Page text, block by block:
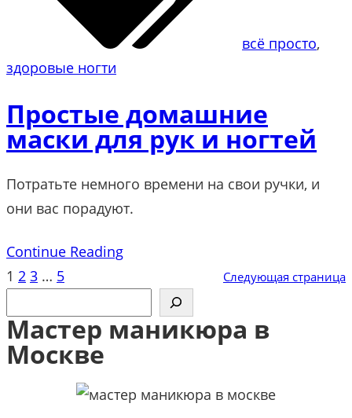
всё просто
здоровые ногти
Простые домашние
маски для рук и ногтей
Потратьте немного времени на свои ручки, и
они вас порадуют.
Continue Reading
1 2 3 … 5 Следующая страница
e
a
Мастер маникюра в
Москве